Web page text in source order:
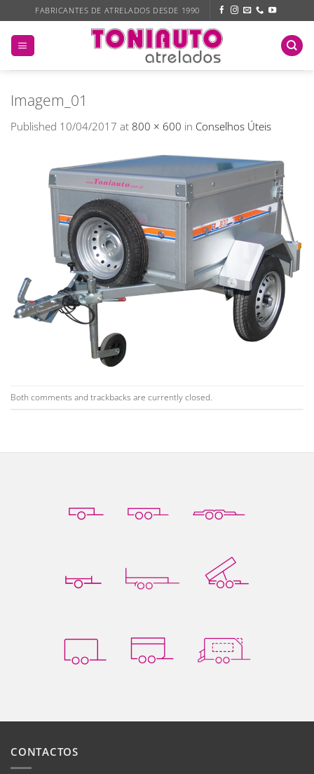
to
content
FABRICANTES DE ATRELADOS DESDE 1990
Imagem_01
Published 10/04/2017 at 800 × 600 in Conselhos Úteis
Both comments and trackbacks are currently closed.
CONTACTOS